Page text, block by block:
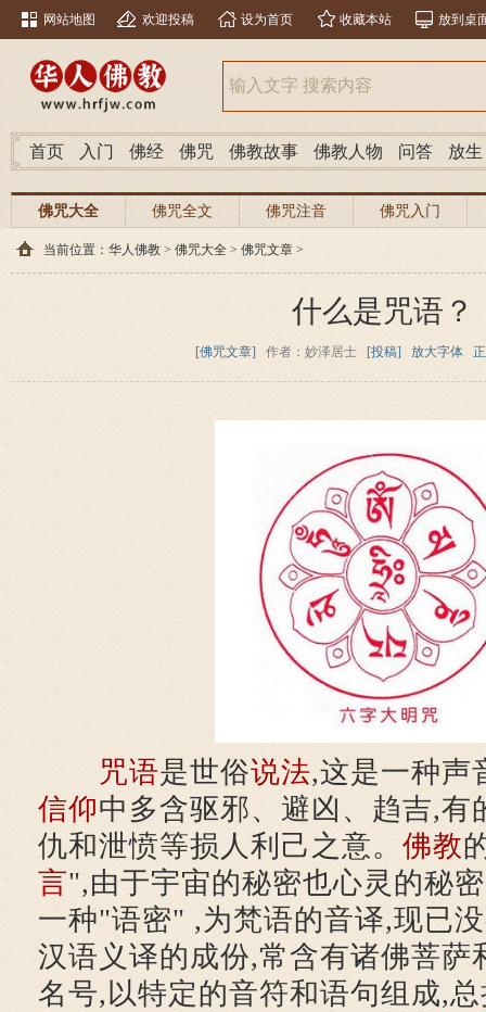
网站地图 欢迎投稿 设为首页 收藏本站 放到桌
首页 入门 佛经 佛咒 佛教故事 佛教人物 问答 放生
佛咒大全 佛咒全文 佛咒注音 佛咒入门
当前位置： 华人佛教 > 佛咒大全 > 佛咒文章 >
什么是咒语？
[佛咒文章] 作者：妙泽居士 [投稿] 放大字体
咒语是世俗说法,这是一种声
信仰中多含驱邪、避凶、趋吉,有
仇和泄愤等损人利己之意。 佛教
言",由于宇宙的秘密也心灵的秘
一种"语密" ,为梵语的音译,现已
汉语义译的成份,常含有诸佛菩萨
名号,以特定的音符和语句组成,